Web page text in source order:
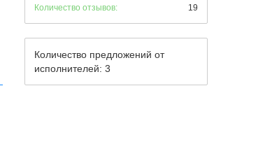
Количество отзывов:
19
Количество предложений от
исполнителей: 3